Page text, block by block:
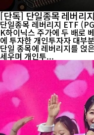
[단독] 단일종목 레버리
단일종목 레버리지 ETF
K하이닉스 주가에 두 배로
에 투자한 개인투자자 대부
단일 종목에 레버리지를 얹
세우며 개인투...